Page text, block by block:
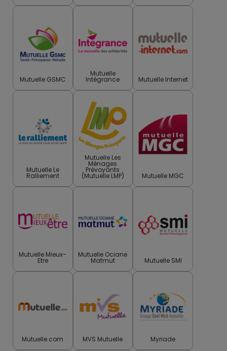
Mutuelle GSMC
Mutuelle
Intégrance Mutuelle Internet
Mutuelle Le
Ralliement
Mutuelle Les
Ménages
Prévoyants
(Mutuelle LMP) Mutuelle MGC
Mutuelle Mieux-
Etre
Mutuelle Ociane
Matmut Mutuelle SMI
Mutuelle.com MVS Mutuelle Myriade